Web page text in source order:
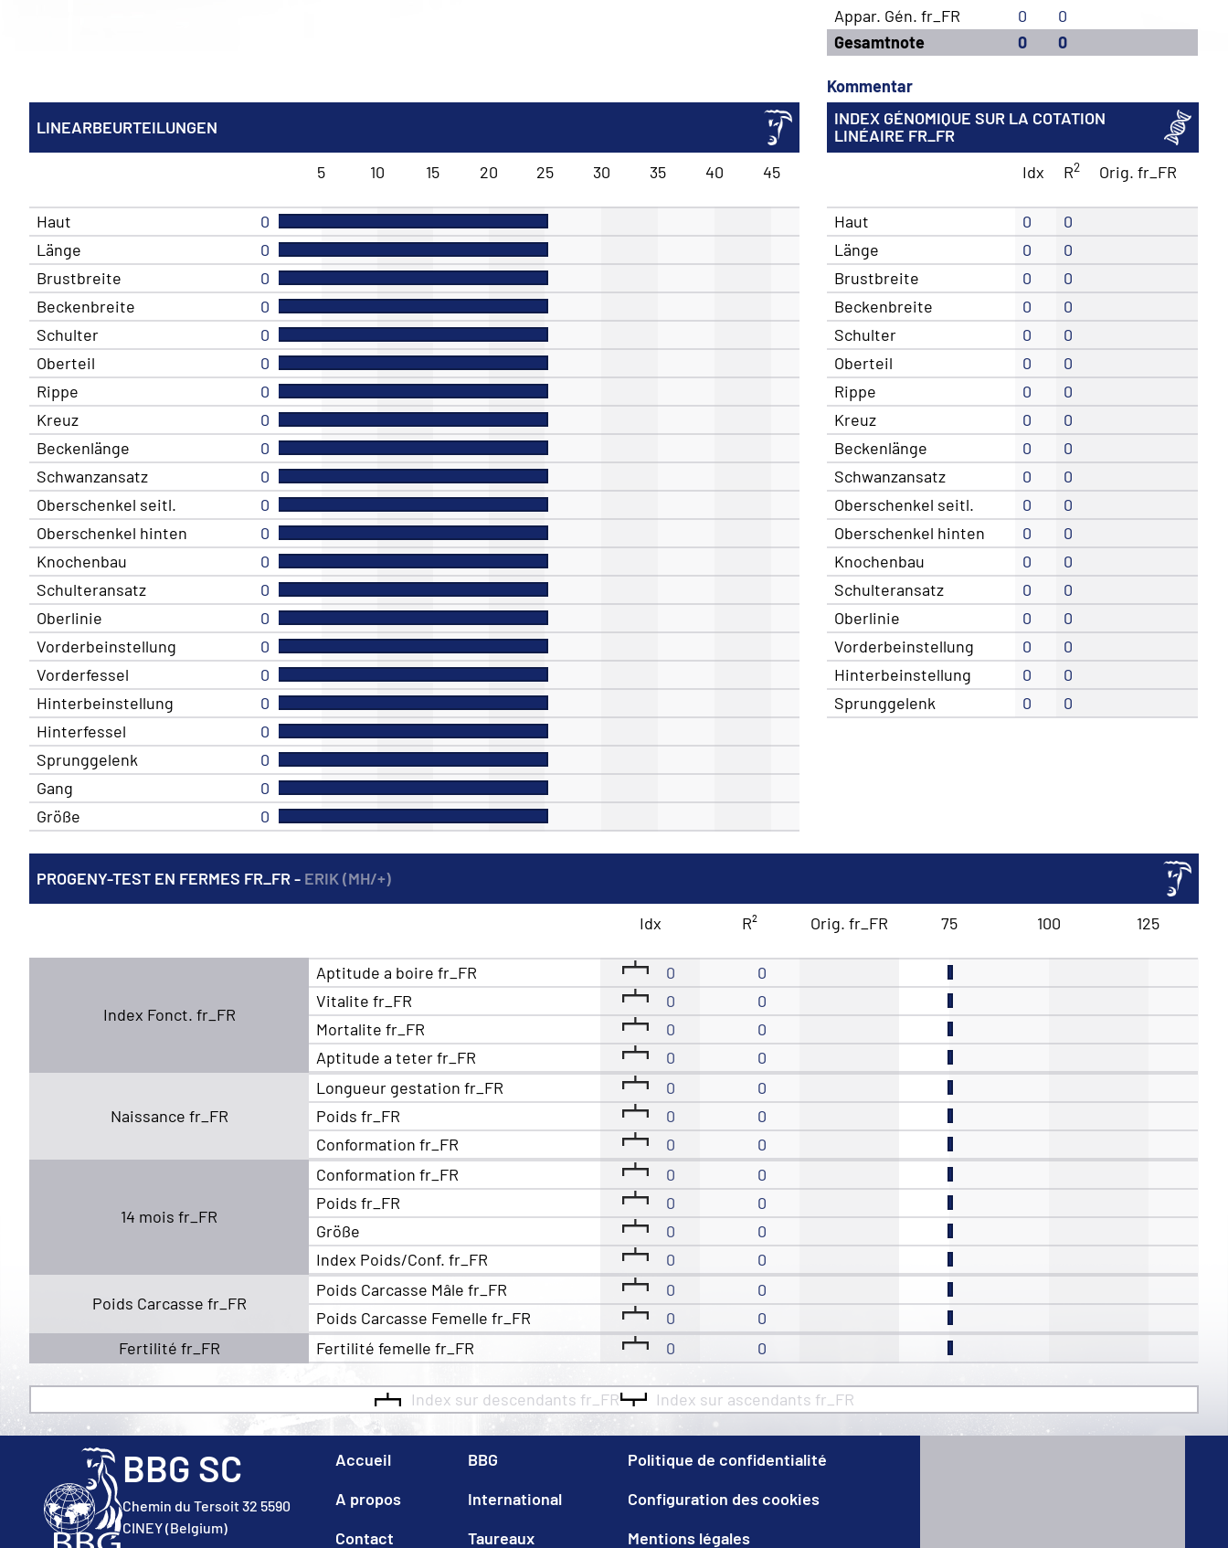
Appar. Gén. fr_FR
0
0
Gesamtnote
0 0
Kommentar
LINEARBEURTEILUNGEN
5 10 15 20 25 30 35 40 45
Haut
0
Länge
0
Brustbreite
0
Beckenbreite
0
Schulter
0
Oberteil
0
Rippe
0
Kreuz
0
Beckenlänge
0
Schwanzansatz
0
Oberschenkel seitl.
0
Oberschenkel hinten
0
Knochenbau
0
Schulteransatz
0
Oberlinie
0
Vorderbeinstellung
0
Vorderfessel
0
Hinterbeinstellung
0
Hinterfessel
0
Sprunggelenk
0
Gang
0
Größe
0
INDEX GÉNOMIQUE SUR LA COTATION
LINÉAIRE FR_FR
Idx
R2 Orig. fr_FR
Haut 0
0
Länge
0
0
Brustbreite
0
0
Beckenbreite
0
0
Schulter
0
0
Oberteil
0
0
Rippe
0
0
Kreuz
0
0
Beckenlänge
0
0
Schwanzansatz
0
0
Oberschenkel seitl.
0
0
Oberschenkel hinten
0
0
Knochenbau
0
0
Schulteransatz
0
0
Oberlinie
0
0
Vorderbeinstellung
0
0
Hinterbeinstellung
0
0
Sprunggelenk
0 0
PROGENY-TEST EN FERMES FR_FR - ERIK (MH/+)
Idx R² Orig. fr_FR 75 100 125
Index Fonct. fr_FR
Aptitude a boire fr_FR 0
0
Vitalite fr_FR
0
0
Mortalite fr_FR
0
0
Aptitude a teter fr_FR
0 0
Naissance fr_FR
Longueur gestation fr_FR 0
0
Poids fr_FR
0
0
Conformation fr_FR
0 0
14 mois fr_FR
Conformation fr_FR 0
0
Poids fr_FR
0
0
Größe
0
0
Index Poids/Conf. fr_FR
0 0
Poids Carcasse fr_FR
Poids Carcasse Mâle fr_FR 0
0
Poids Carcasse Femelle fr_FR
0
0
Fertilité fr_FR
Fertilité femelle fr_FR 0 0
Index sur descendants fr_FR Index sur ascendants fr_FR
BBG SC
Chemin du Tersoit 32 5590
CINEY (Belgium)
Accueil
A propos
Contact
BBG
International
Taureaux
Politique de confidentialité
Configuration des cookies
Mentions légales